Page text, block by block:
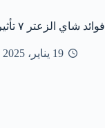
فوائد شاي الزعتر ٧ تأثيرات مدهشة عند تناوله بهذه الطريقة
19 يناير، 2025